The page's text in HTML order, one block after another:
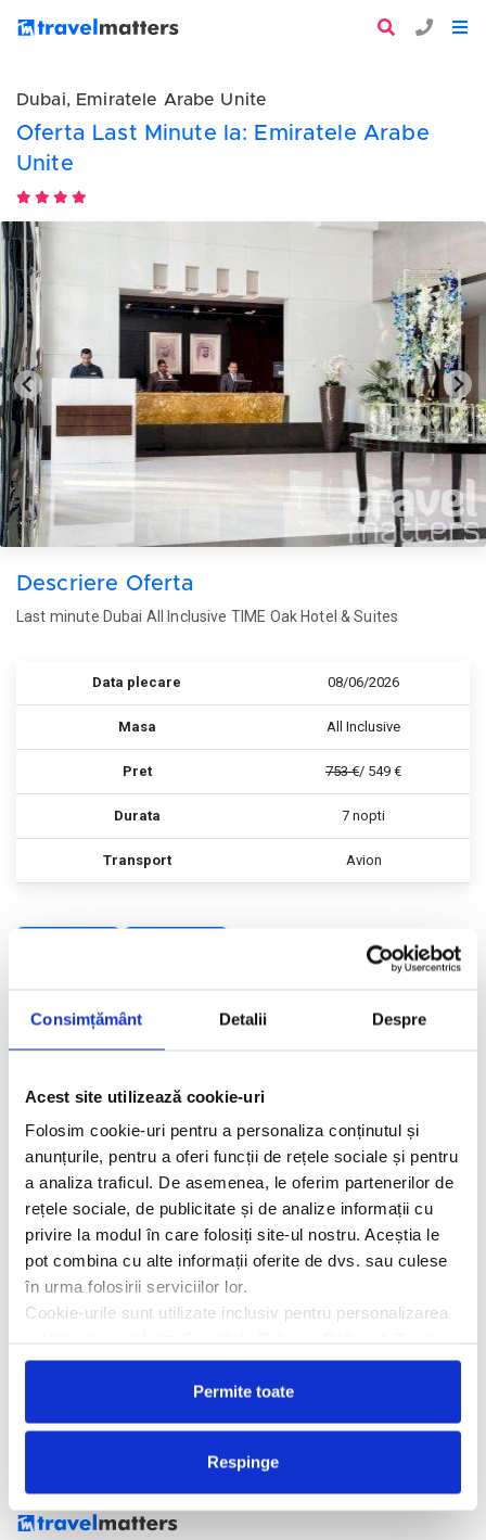
Consimțământ Detalii Despre
Acest site utilizează cookie-uri
Folosim cookie-uri pentru a personaliza conținutul și
anunțurile, pentru a oferi funcții de rețele sociale și pentru
a analiza traficul. De asemenea, le oferim partenerilor de
rețele sociale, de publicitate și de analize informații cu
privire la modul în care folosiți site-ul nostru. Aceștia le
pot combina cu alte informații oferite de dvs. sau culese
în urma folosirii serviciilor lor.
Cookie-urile sunt utilizate inclusiv pentru personalizarea
Permite toate
Respinge
Dubai, Emiratele Arabe Unite
Oferta Last Minute la: Emiratele Arabe
Unite
Descriere Oferta
Last minute Dubai All Inclusive TIME Oak Hotel & Suites
Data plecare 08/06/2026
Masa All Inclusive
Pret 753 €/ 549 €
Durata 7 nopti
Transport Avion
Descriere hotel
of Emirates. Restaurantul Petals este deschis non stop şi
serveşte bufet cald cu specialităţi orientale şi preparate
mediteraneene. La terasa insorita de langa piscina cu valuri,
oaspeţii pot savura sucuri proaspete, cocktail-uri exotice şi
gustări uşoare.
Facilitati hotel
Masa:
Cere oferta personalizata